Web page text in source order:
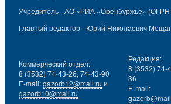
Учредитель - АО «РИА «Оренбуржье» (ОГРН
Главный редактор - Юрий Николаевич
Коммерческий отдел:
8 (3532) 74-43-26, 74-43-90
E-mail:gazorb12@mail.ru и
gazorb10@mail.ru
Редакция:
8 (3532) 74-
36
E-mail: